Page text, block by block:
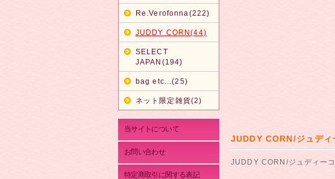
Re.Verofonna(222)
JUDDY CORN(44)
SELECT
JAPAN(194)
bag etc...(25)
ネット限定雑貨(2)
当サイトについて
お問い合わせ
特定商取引に関する表記
JUDDY CORN/ジュデ
JUDDY CORN/ジュディー